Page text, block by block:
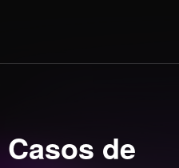
de